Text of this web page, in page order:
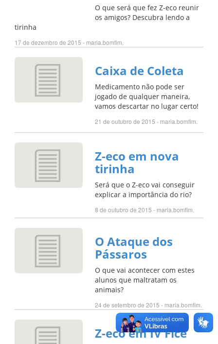
O que será que fez Z-eco reunir
os amigos? Descubra lendo a
tirinha
17 de dezembro de 2015 - maria.bomfim.
Caixa de Coleta
Medicamento não pode ser
jogado de qualquer maneira,
vamos descartar no lugar certo!
21 de outubro de 2015 - maria.bomfim.
Z-eco em nova
tirinha
Será que o Z-eco vai conseguir
explicar a importância do rio?
8 de outubro de 2015 - maria.bomfim.
O Ataque dos
Pássaros
O que vai acontecer com estes
alunos que maltratam os
animais?
24 de setembro de 2015 - maria.bomfim.
Z-eco em IV Fice